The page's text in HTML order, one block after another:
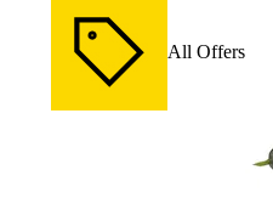
All Offers